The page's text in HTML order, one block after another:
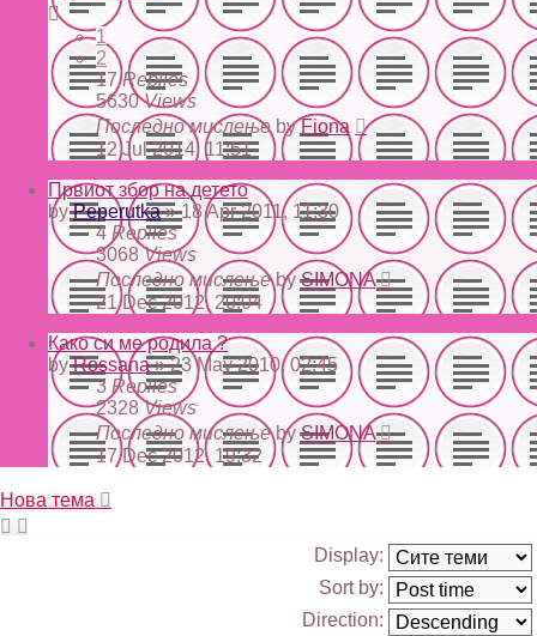
1
2
17Replies
5630Views
Последно мислење byFiona
12 Jul 2014, 11:51
Првиот збор на детето
byPeperutka» 18 Apr 2011, 11:30
4 Replies
3068Views
Последно мислењеbySIMONA
21 Dec 2012, 20:04
Како си ме родила ?
byRossana» 23 May 2010, 02:45
3 Replies
2328Views
Последно мислењеbySIMONA
17 Dec 2012, 19:32
Нова тема
Display:
Sort by:
Direction: